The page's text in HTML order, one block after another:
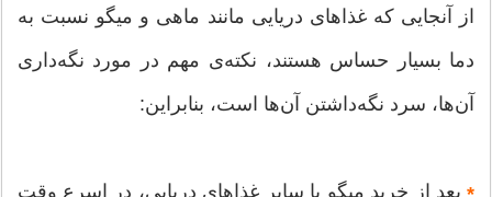
از آنجایی که غذاهای دریایی مانند ماهی و میگو نسبت به
دما بسیار حساس هستند، نکته‌ی مهم در مورد نگه‌داری
آن‌ها، سرد نگه‌داشتن آن‌ها است، بنابراین:
بعد از خرید میگو یا سایر غذاهای دریایی، در اسرع وقت